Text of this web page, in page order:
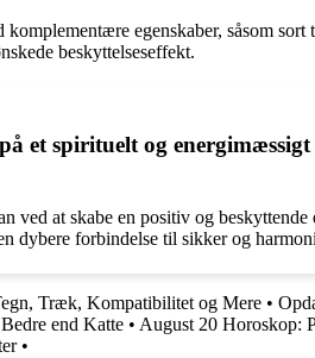
egenskaber, såsom
beskyttelseseffekt.
et spirituelt og
at skabe en positiv og
dybere forbindelse til sikker og
Træk, Kompatibilitet og Mere •
end Katte • August 20 Horoskop:
•